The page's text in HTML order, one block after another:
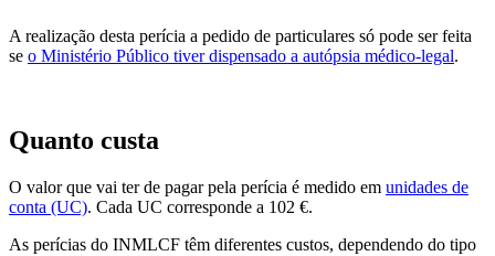
A realização desta perícia a pedido de particulares só pode ser feita
se o Ministério Público tiver dispensado a autópsia médico-legal.
Quanto custa
O valor que vai ter de pagar pela perícia é medido em unidades de
conta (UC). Cada UC corresponde a 102 €.
As perícias do INMLCF têm diferentes custos, dependendo do tipo